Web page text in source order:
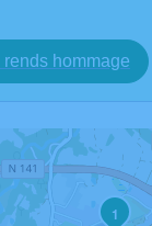
rends hommage
1